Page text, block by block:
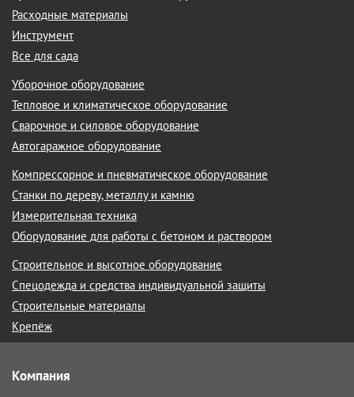
Расходные материалы
Инструмент
Все для сада
Уборочное оборудование
Тепловое и климатическое оборудование
Сварочное и силовое оборудование
Автогаражное оборудование
Компрессорное и пневматическое оборудование
Станки по дереву, металлу и камню
Измерительная техника
Оборудование для работы с бетоном и раствором
Строительное и высотное оборудование
Спецодежда и средства индивидуальной защиты
Строительные материалы
Крепёж
Компания